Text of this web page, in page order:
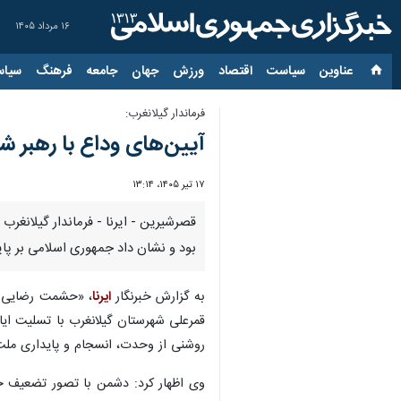
۱۶ مرداد ۱۴۰۵
عناوین‌ سیاست اقتصاد ورزش جهان جامعه فرهنگ
فرماندار گیلانغرب:
آیین‌های وداع با
۱۷ تیر ۱۴۰۵، ۱۳:۱۴